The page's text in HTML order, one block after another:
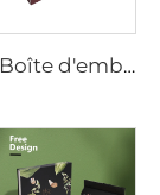
Boîte d'emballage de chocolat personnalisée avec fentes, papier enduit, partitions ajustables, conception amortissante, commande en vrac